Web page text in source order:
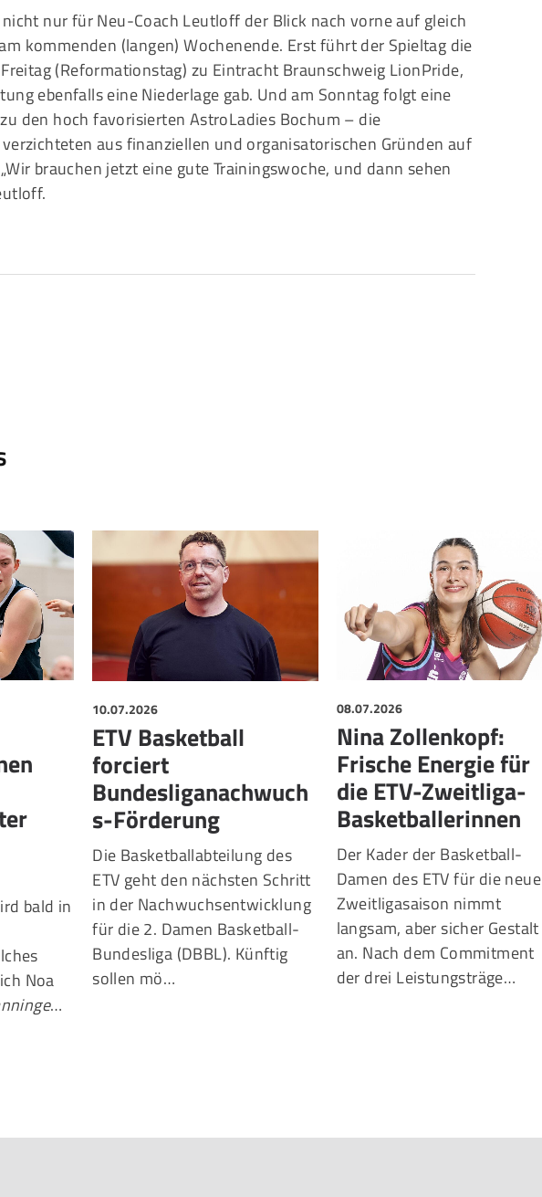
nur für Neu-Coach Leutloff der Blick nach vorne auf gleich
kommenden (langen) Wochenende. Erst führt der Spieltag die
(Reformationstag) zu Eintracht Braunschweig LionPride,
ebenfalls eine Niederlage gab. Und am Sonntag folgt eine
den hoch favorisierten AstroLadies Bochum – die
aus finanziellen und organisatorischen Gründen auf
brauchen jetzt eine gute Trainingswoche, und dann sehen
bald in
Noa
…
10.07.2026
ETV Basketball
forciert
Bundesliganachwuch
s-Förderung
Die Basketballabteilung des
ETV geht den nächsten Schritt
in der Nachwuchsentwicklung
für die 2. Damen Basketball-
Bundesliga (DBBL). Künftig
sollen mö…
08.07.2026
Nina Zollenkopf:
Frische Energie für
die ETV-Zweitliga-
Basketballerinnen
Der Kader der Basketball-
Damen des ETV für die neue
Zweitligasaison nimmt
langsam, aber sicher Gestalt
an. Nach dem Commitment
der drei Leistungsträge…